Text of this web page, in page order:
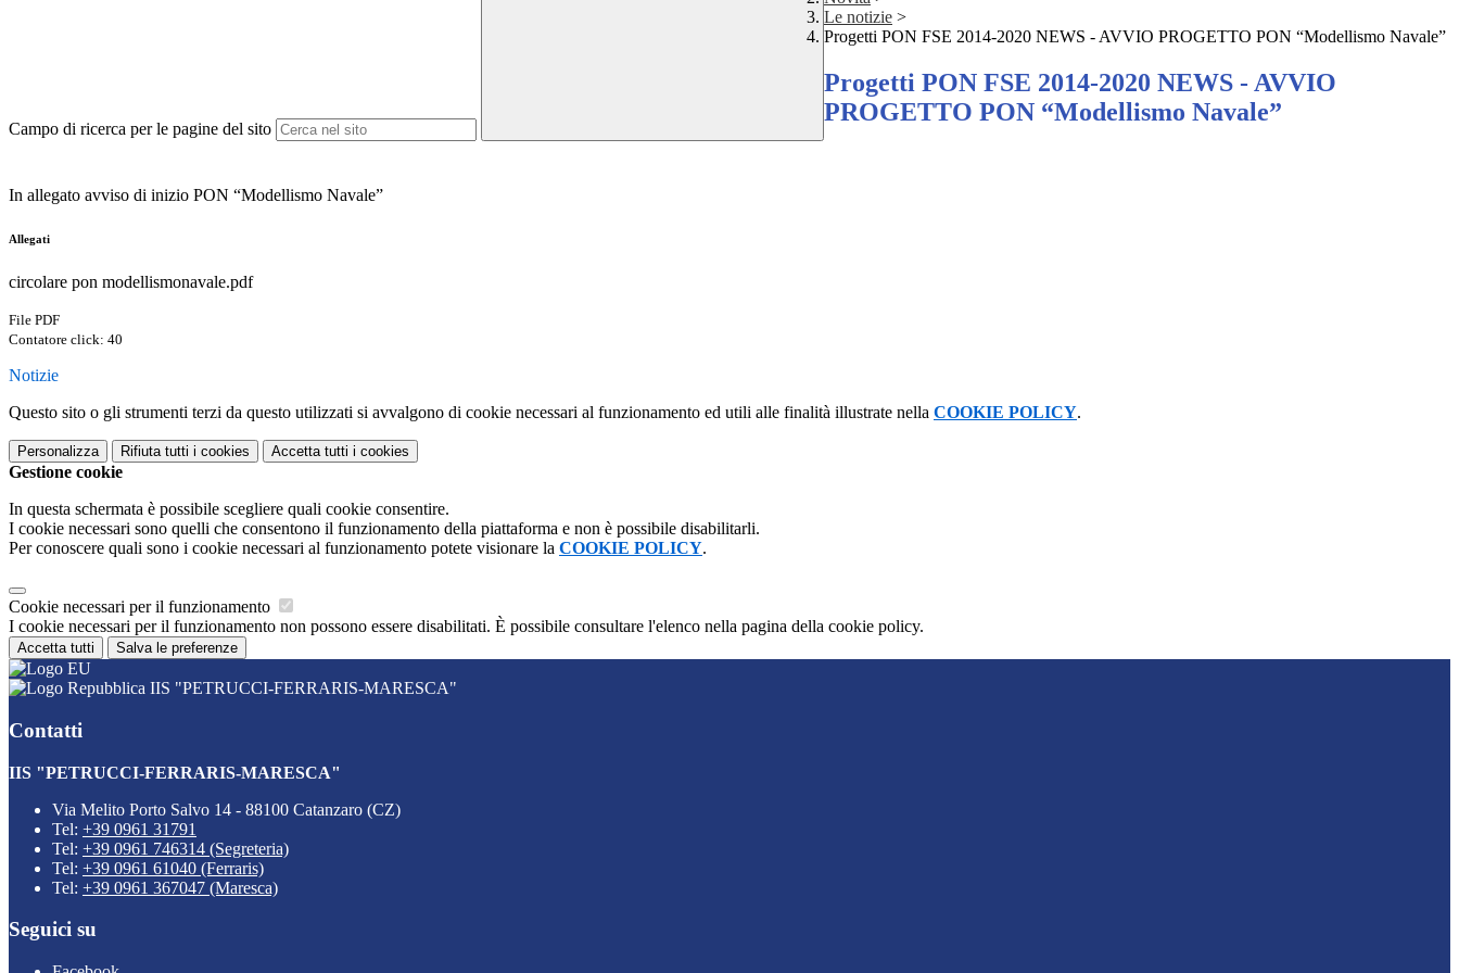
Campo di ricerca per le pagine del sito
Le notizie >
Progetti PON FSE 2014-2020 NEWS - AVVIO PROGETTO PON “Modellismo Navale”
Progetti PON FSE 2014-2020 NEWS - AVVIO
PROGETTO PON “Modellismo Navale”
In allegato avviso di inizio PON “Modellismo Navale”
Allegati
circolare pon modellismonavale.pdf
File PDF
Contatore click: 40
Notizie
Questo sito o gli strumenti terzi da questo utilizzati si avvalgono di cookie necessari al funzionamento ed utili alle finalità illustrate nella COOKIE POLICY.
Personalizza Rifiuta tutti i cookies Accetta tutti i cookies
Gestione cookie
In questa schermata è possibile scegliere quali cookie consentire.
I cookie necessari sono quelli che consentono il funzionamento della piattaforma e non è possibile disabilitarli.
Per conoscere quali sono i cookie necessari al funzionamento potete visionare la COOKIE POLICY.
Cookie necessari per il funzionamento
I cookie necessari per il funzionamento non possono essere disabilitati. È possibile consultare l'elenco nella pagina della cookie policy.
Accetta tutti Salva le preferenze
IIS "PETRUCCI-FERRARIS-MARESCA"
Contatti
IIS "PETRUCCI-FERRARIS-MARESCA"
Via Melito Porto Salvo 14 - 88100 Catanzaro (CZ)
Tel: +39 0961 31791
Tel: +39 0961 746314 (Segreteria)
Tel: +39 0961 61040 (Ferraris)
Tel: +39 0961 367047 (Maresca)
Seguici su